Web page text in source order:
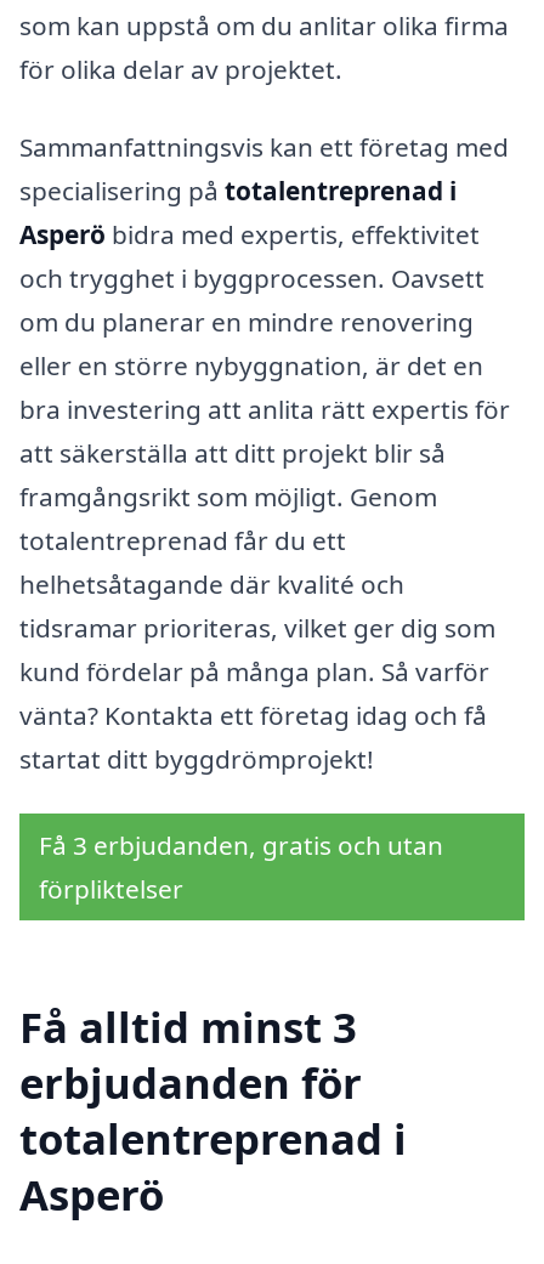
som kan uppstå om du anlitar olika firma
för olika delar av projektet.
Sammanfattningsvis kan ett företag med
specialisering på totalentreprenad i
Asperö bidra med expertis, effektivitet
och trygghet i byggprocessen. Oavsett
om du planerar en mindre renovering
eller en större nybyggnation, är det en
bra investering att anlita rätt expertis för
att säkerställa att ditt projekt blir så
framgångsrikt som möjligt. Genom
totalentreprenad får du ett
helhetsåtagande där kvalité och
tidsramar prioriteras, vilket ger dig som
kund fördelar på många plan. Så varför
vänta? Kontakta ett företag idag och få
startat ditt byggdrömprojekt!
Få 3 erbjudanden, gratis och utan
förpliktelser
Få alltid minst 3
erbjudanden för
totalentreprenad i
Asperö